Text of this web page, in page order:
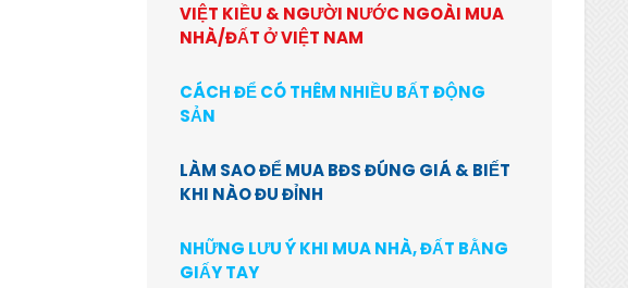
VIỆT KIỀU & NGƯỜI NƯỚC NGOÀI MUA
NHÀ/ĐẤT Ở VIỆT NAM
CÁCH ĐỂ CÓ THÊM NHIỀU BẤT ĐỘNG
SẢN
LÀM SAO ĐỂ MUA BĐS ĐÚNG GIÁ & BIẾT
KHI NÀO ĐU ĐỈNH
NHỮNG LƯU Ý KHI MUA NHÀ, ĐẤT BẰNG
GIẤY TAY